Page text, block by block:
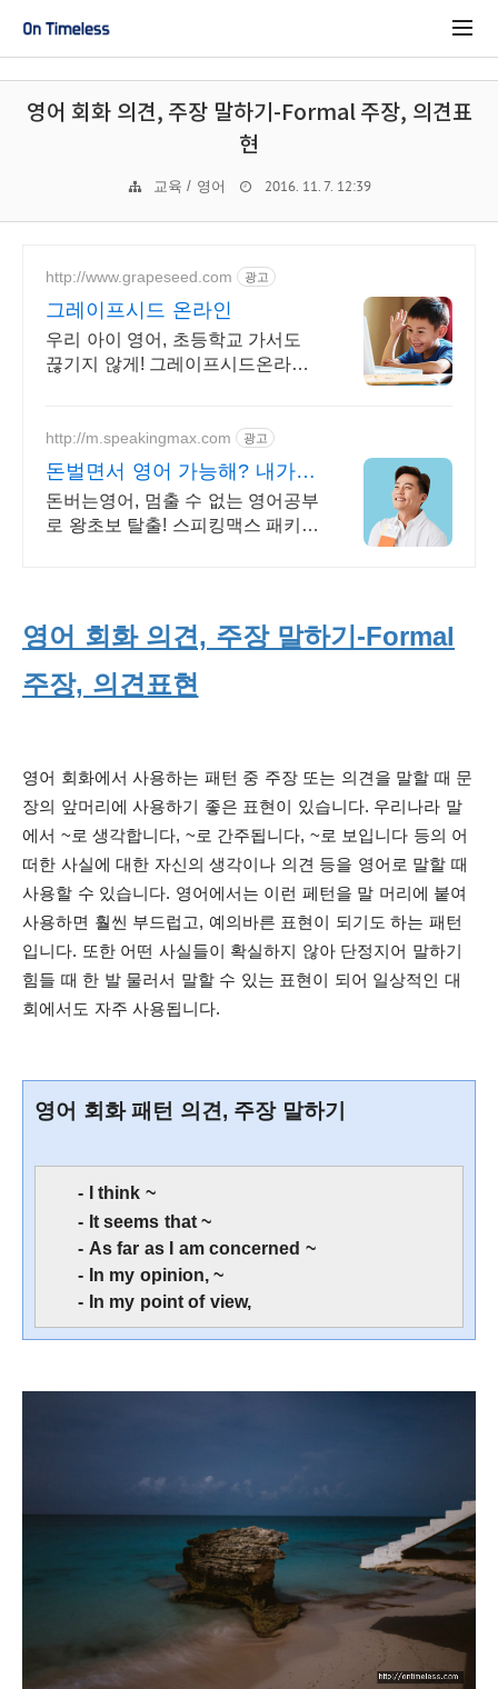
영어 회화 의견, 주장 말하기-Formal 주장, 의견표
현
교육 / 영어 2016. 11. 7. 12:39
http://www.grapeseed.com 광고
그레이프시드 온라인
우리 아이 영어, 초등학교 가서도
끊기지 않게! 그레이프시드온라인
쑥쑥 길러보세요!
http://m.speakingmax.com 광고
돈벌면서 영어 가능해? 내가
원할 때 번만큼 출금!
돈버는영어, 멈출 수 없는 영어공부
로 왕초보 탈출! 스피킹맥스 패키지
영어 회화 의견, 주장 말하기-Formal
주장, 의견표현
영어 회화에서 사용하는 패턴 중 주장 또는 의견을 말할 때 문
장의 앞머리에 사용하기 좋은 표현이 있습니다. 우리나라 말
에서 ~로 생각합니다, ~로 간주됩니다, ~로 보입니다 등의 어
떠한 사실에 대한 자신의 생각이나 의견 등을 영어로 말할 때
사용할 수 있습니다. 영어에서는 이런 페턴을 말 머리에 붙여
사용하면 훨씬 부드럽고, 예의바른 표현이 되기도 하는 패턴
입니다. 또한어떤 사실들이 확실하지 않아 단정지어 말하기
힘들 때 한 발 물러서 말할 수 있는 표현이 되어 일상적인 대
회에서도 자주 사용됩니다.
영어 회화 패턴 의견, 주장 말하기
- I think ~
- It seems that ~
- As far as I am concerned ~
- In my opinion, ~
- In my point of view,